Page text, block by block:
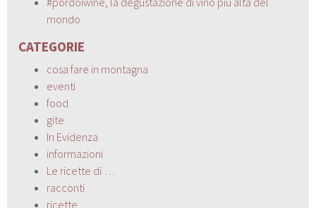
mondo
CATEGORIE
cosa fare in montagna
eventi
food
gite
In Evidenza
informazioni
Le ricette di …
racconti
ricette